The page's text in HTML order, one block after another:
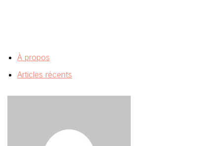
À propos
Articles récents